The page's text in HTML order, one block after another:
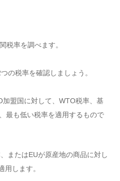
税率を調べます。
の税率を確認しましょう。
盟国に対して、WTO税率、基
最も低い税率を適用するもので
またはEUが原産地の商品に対し
用します。